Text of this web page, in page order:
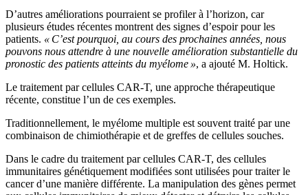
D’autres améliorations pourraient se profiler à l’horizon, car
plusieurs études récentes montrent des signes d’espoir pour les
patients. « C’est pourquoi, au cours des prochaines années, nous
pouvons nous attendre à une nouvelle amélioration substantielle du
pronostic des patients atteints du myélome », a ajouté M. Holtick.
Le traitement par cellules CAR-T, une approche thérapeutique
récente, constitue l’un de ces exemples.
Traditionnellement, le myélome multiple est souvent traité par une
combinaison de chimiothérapie et de greffes de cellules souches.
Dans le cadre du traitement par cellules CAR-T, des cellules
immunitaires génétiquement modifiées sont utilisées pour traiter le
cancer d’une manière différente. La manipulation des gènes permet